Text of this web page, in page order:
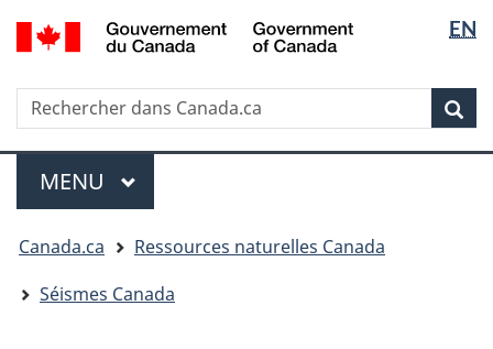
Passer
au
principal
Passer
à
sujet
du
gouvernement »
Passer
à
version
HTML
simplifiée
la
langue
EN
Rechercher
Rechercher
dans
Canada.ca
Menu
MENU PRINCIPAL
êtes
ici
Canada.ca
Ressources naturelles Canada
Séismes Canada